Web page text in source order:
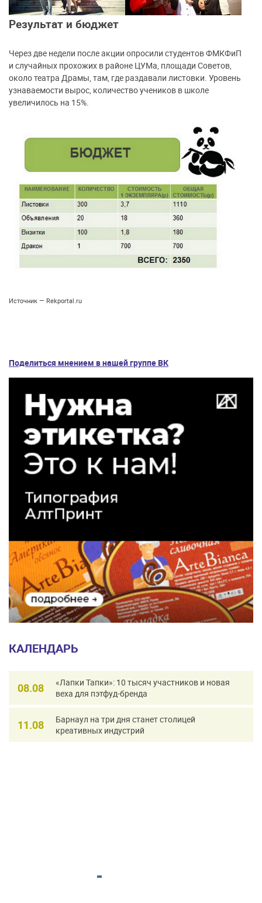
Результат и бюджет
Через две недели после акции опросили студентов ФМКФиП
и случайных прохожих в районе ЦУМа, площади Советов,
около театра Драмы, там, где раздавали листовки. Уровень
узнаваемости вырос, количество учеников в школе
увеличилось на 15%.
Источник — Rekportal.ru
Поделиться мнением в нашей группе ВК
КАЛЕНДАРЬ
08.08
«Лапки Тапки»: 10 тысяч участников и новая
веха для пэтфуд-бренда
11.08
Барнаул на три дня станет столицей
креативных индустрий